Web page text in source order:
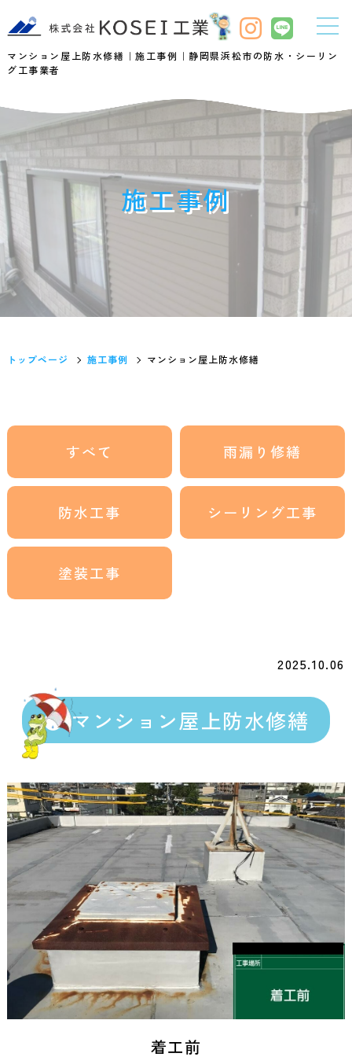
マンション屋上防水修繕｜施工事例｜静岡県浜松市の防水・シーリン
グ工事業者
施工事例
トップページ 施工事例 マンション屋上防水修繕
すべて 雨漏り修繕
防水工事 シーリング工事
塗装工事
2025.10.06
マンション屋上防水修繕
着工前